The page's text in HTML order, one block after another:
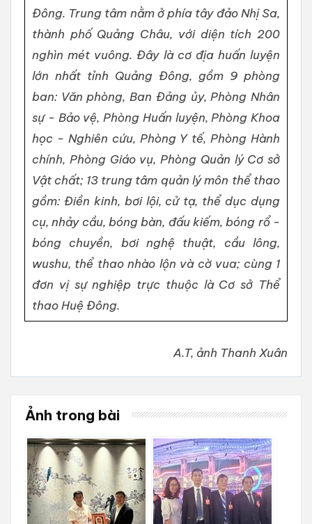
Đông. Trung tâm nằm ở phía tây đảo Nhị Sa,
thành phố Quảng Châu, với diện tích 200
nghìn mét vuông. Đây là cơ địa huấn luyện
lớn nhất tỉnh Quảng Đông, gồm 9 phòng
ban: Văn phòng, Ban Đảng ủy, Phòng Nhân
sự - Bảo vệ, Phòng Huấn luyện, Phòng Khoa
học - Nghiên cứu, Phòng Y tế, Phòng Hành
chính, Phòng Giáo vụ, Phòng Quản lý Cơ sở
Vật chất; 13 trung tâm quản lý môn thể thao
gồm: Điền kinh, bơi lội, cử tạ, thể dục dụng
cụ, nhảy cầu, bóng bàn, đấu kiếm, bóng rổ -
bóng chuyền, bơi nghệ thuật, cầu lông,
wushu, thể thao nhào lộn và cờ vua; cùng 1
đơn vị sự nghiệp trực thuộc là Cơ sở Thể
thao Huệ Đông.
A.T, ảnh Thanh Xuân
Ảnh trong bài